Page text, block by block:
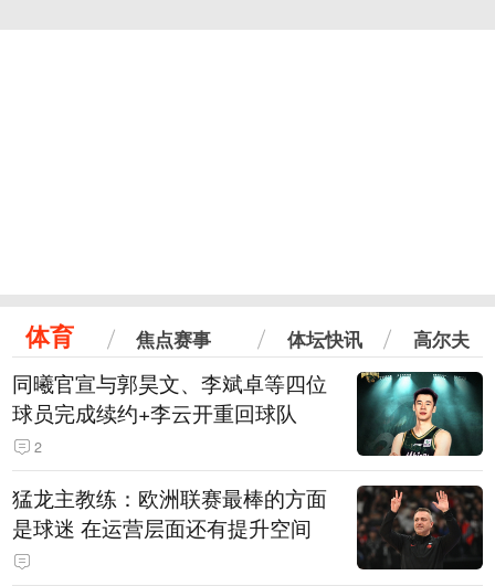
体育 焦点赛事 体坛快讯 高尔夫
同曦官宣与郭昊文、李斌卓等四位
球员完成续约+李云开重回球队
2
猛龙主教练：欧洲联赛最棒的方面
是球迷 在运营层面还有提升空间